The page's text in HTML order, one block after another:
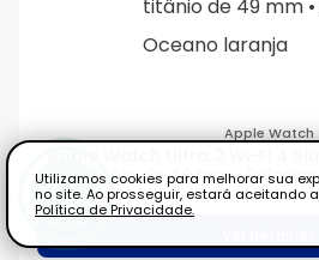
Apple Watch
titânio de 49 mm •
Utilizamos cookies para melhorar sua
no site. Ao prosseguir, estará aceitando
Política de Privacidade.